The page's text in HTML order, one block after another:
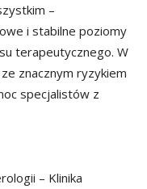
–
i stabilne poziomy
terapeutycznego. W
znacznym ryzykiem
specjalistów z
– Klinika